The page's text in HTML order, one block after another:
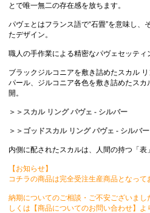
とで唯一無二の存在感を放ちます。
パヴェとはフランス語で“石畳”を意味し、
たデザイン。
職人の手作業による精密なパヴェセッティ
ブラックジルコニアを敷き詰めたスカル
パール、ジルコニア各色を敷き詰めたス
開。
＞＞スカル リング パヴェ - シルバー
＞＞ゴッドスカル リング パヴェ - シルバー
内側に配されたスカルは、人間の持つ「表
【お知らせ】
コチラの商品は完全受注生産商品となって
納期についてのご相談・ご不安ございま
しくは【商品についてのお問い合わせ】